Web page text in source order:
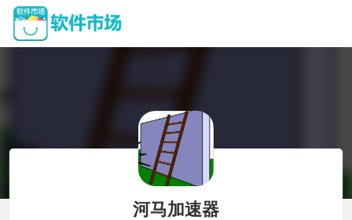
河马加速器